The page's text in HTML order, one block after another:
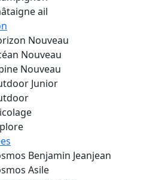
ail
Nouveau
Nouveau
Nouveau
Junior
Benjamin Jeanjean
Asile